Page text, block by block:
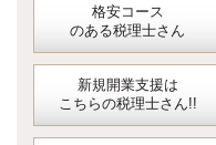
格安コース
のある税理士さん
新規開業支援は
こちらの税理士さん!!